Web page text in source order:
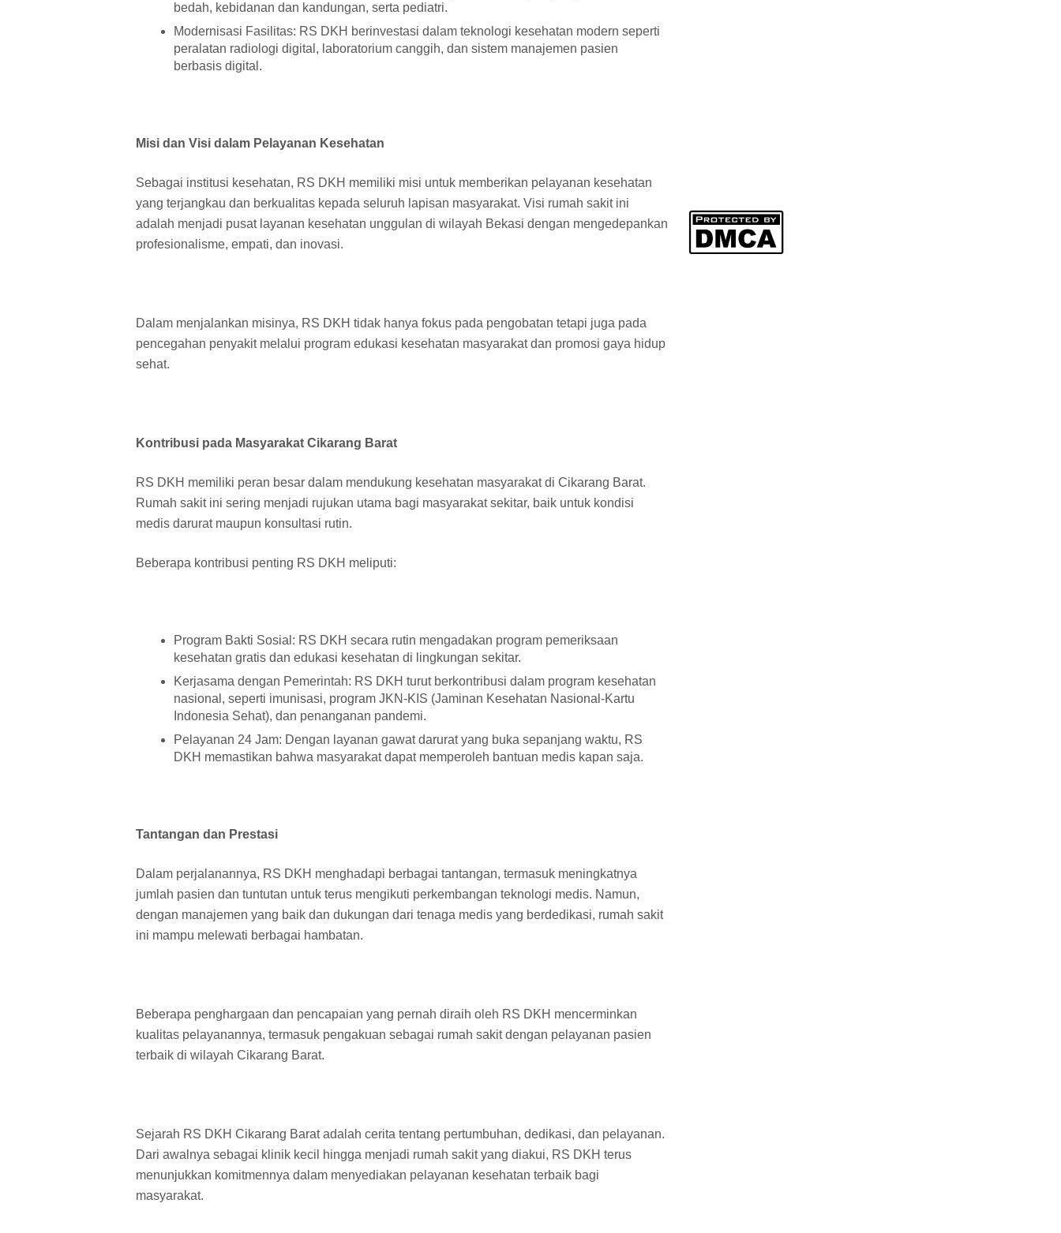
bedah, kebidanan dan kandungan, serta pediatri.
Modernisasi Fasilitas: RS DKH berinvestasi dalam teknologi kesehatan modern seperti
peralatan radiologi digital, laboratorium canggih, dan sistem manajemen pasien
berbasis digital.
Misi dan Visi dalam Pelayanan Kesehatan
Sebagai institusi kesehatan, RS DKH memiliki misi untuk memberikan pelayanan kesehatan
yang terjangkau dan berkualitas kepada seluruh lapisan masyarakat. Visi rumah sakit ini
adalah menjadi pusat layanan kesehatan unggulan di wilayah Bekasi dengan mengedepankan
profesionalisme, empati, dan inovasi.
Dalam menjalankan misinya, RS DKH tidak hanya fokus pada pengobatan tetapi juga pada
pencegahan penyakit melalui program edukasi kesehatan masyarakat dan promosi gaya hidup
sehat.
Kontribusi pada Masyarakat Cikarang Barat
RS DKH memiliki peran besar dalam mendukung kesehatan masyarakat di Cikarang Barat.
Rumah sakit ini sering menjadi rujukan utama bagi masyarakat sekitar, baik untuk kondisi
medis darurat maupun konsultasi rutin.
Beberapa kontribusi penting RS DKH meliputi:
Program Bakti Sosial: RS DKH secara rutin mengadakan program pemeriksaan
kesehatan gratis dan edukasi kesehatan di lingkungan sekitar.
Kerjasama dengan Pemerintah: RS DKH turut berkontribusi dalam program kesehatan
nasional, seperti imunisasi, program JKN-KIS (Jaminan Kesehatan Nasional-Kartu
Indonesia Sehat), dan penanganan pandemi.
Pelayanan 24 Jam: Dengan layanan gawat darurat yang buka sepanjang waktu, RS
DKH memastikan bahwa masyarakat dapat memperoleh bantuan medis kapan saja.
Tantangan dan Prestasi
Dalam perjalanannya, RS DKH menghadapi berbagai tantangan, termasuk meningkatnya
jumlah pasien dan tuntutan untuk terus mengikuti perkembangan teknologi medis. Namun,
dengan manajemen yang baik dan dukungan dari tenaga medis yang berdedikasi, rumah sakit
ini mampu melewati berbagai hambatan.
Beberapa penghargaan dan pencapaian yang pernah diraih oleh RS DKH mencerminkan
kualitas pelayanannya, termasuk pengakuan sebagai rumah sakit dengan pelayanan pasien
terbaik di wilayah Cikarang Barat.
Sejarah RS DKH Cikarang Barat adalah cerita tentang pertumbuhan, dedikasi, dan pelayanan.
Dari awalnya sebagai klinik kecil hingga menjadi rumah sakit yang diakui, RS DKH terus
menunjukkan komitmennya dalam menyediakan pelayanan kesehatan terbaik bagi
masyarakat.